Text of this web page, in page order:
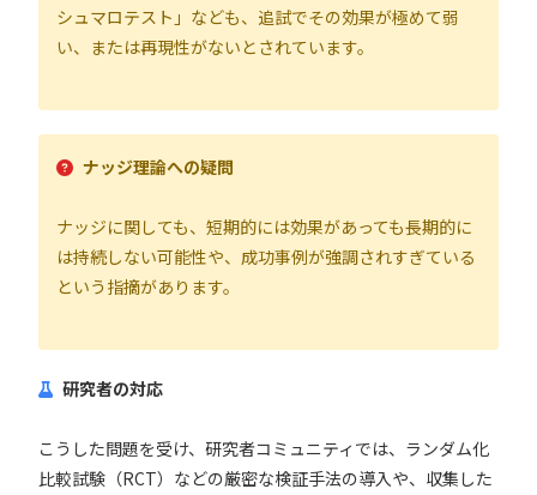
シュマロテスト」なども、追試でその効果が極めて弱
い、または再現性がないとされています。
ナッジ理論への疑問
ナッジに関しても、短期的には効果があっても長期的に
は持続しない可能性や、成功事例が強調されすぎている
という指摘があります。
研究者の対応
こうした問題を受け、研究者コミュニティでは、ランダム化
比較試験（RCT）などの厳密な検証手法の導入や、収集した